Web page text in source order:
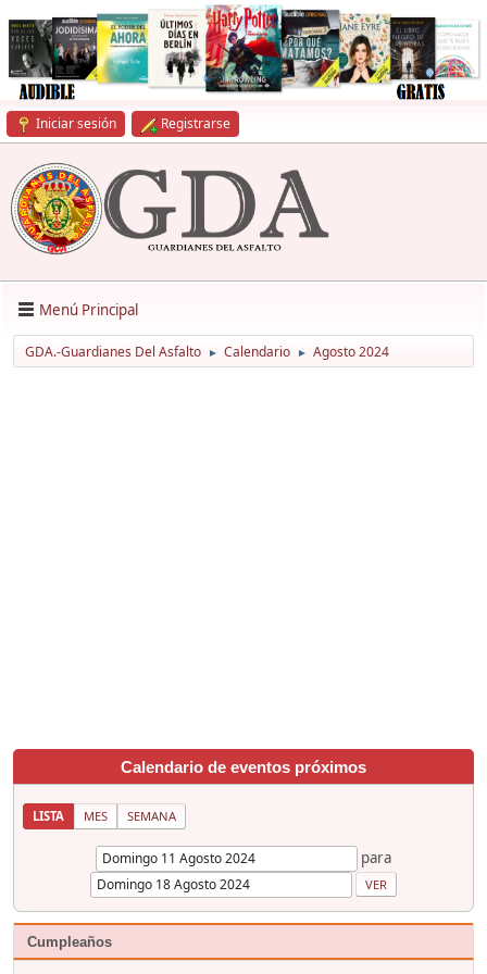
Iniciar sesión Registrarse
Menú Principal
GDA.-Guardianes Del Asfalto ► Calendario ► Agosto 2024
Calendario de eventos próximos
LISTA MES SEMANA
para
Cumpleaños